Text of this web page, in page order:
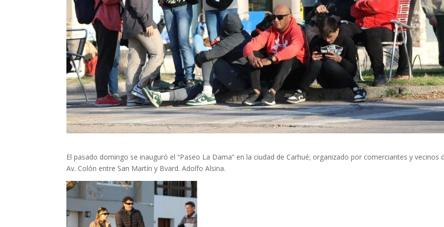
El pasado domingo se inauguró el “Paseo La Dama” en la ciudad de Carhué; organizado por comerciantes y vecinos
Av. Colón entre San Martín y Bvard. Adolfo Alsina.